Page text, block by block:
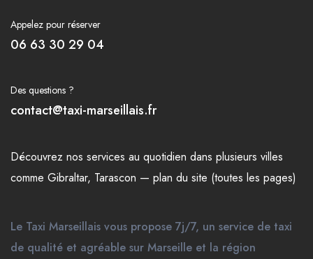
Appelez pour réserver
06 63 30 29 04
Des questions ?
contact@taxi-marseillais.fr
Découvrez nos services au quotidien dans plusieurs villes
comme Gibraltar, Tarascon — plan du site (toutes les pages)
Le Taxi Marseillais vous propose 7j/7, un service de taxi
de qualité et agréable sur Marseille et la région